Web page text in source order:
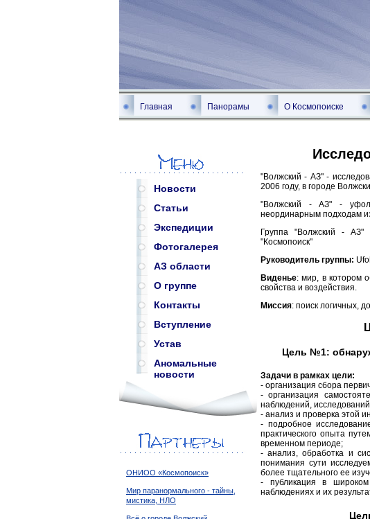
Главная Панорамы О Космопоиске
Новости
Статьи
Экспедиции
Фотогалерея
АЗ области
О группе
Контакты
Вступление
Устав
Аномальные
новости
ОНИОО «Космопоиск»
Мир паранормального - тайны,
мистика, НЛО
"Волжский - АЗ" -
2006 году, в городе
"Волжский - АЗ" -
неординарным подходам
Группа "Волжский - АЗ"
"Космопоиск"
Руководитель группы:
Виденье: мир, в котором
свойства и воздействия.
Миссия: поиск логичных,
Цель №1:
Задачи в рамках цели:
- организация сбора
- организация
наблюдений,
- анализ и проверка этой
- подробное
практического опыта
временном периоде;
- анализ, обработка и
понимания сути
более тщательного ее
- публикация в широком
наблюдениях и их